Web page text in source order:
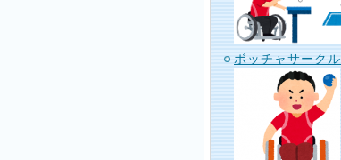
ボッチャサークル